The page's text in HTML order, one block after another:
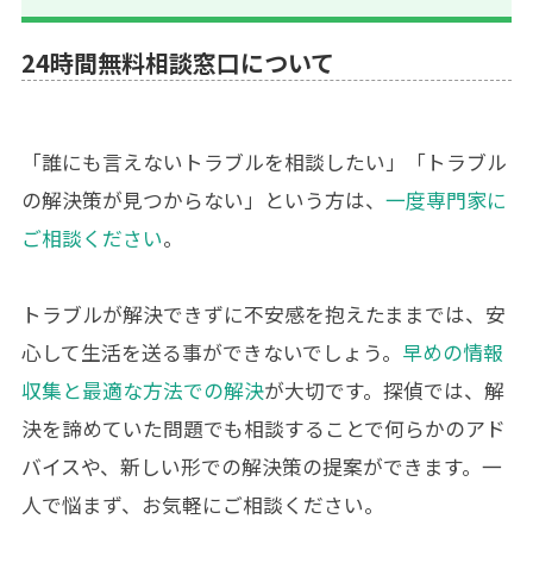
24時間無料相談窓口について
「誰にも言えないトラブルを相談したい」「トラブル
の解決策が見つからない」という方は、 一度専門家に
ご相談ください。
トラブルが解決できずに不安感を抱えたままでは、安
心して生活を送る事ができないでしょう。 早めの情報
収集と最適な方法での解決が大切です。探偵では、解
決を諦めていた問題でも相談することで何らかのアド
バイスや、新しい形での解決策の提案ができます。一
人で悩まず、お気軽にご相談ください。